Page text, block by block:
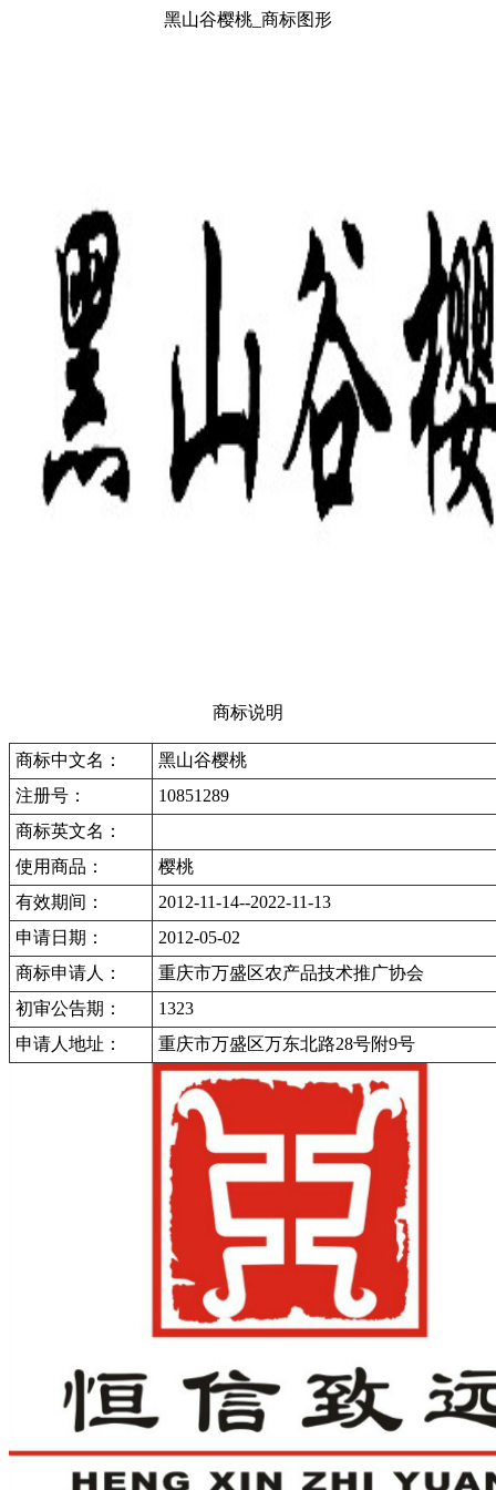
黑山谷樱桃_商标图形
商标说明
商标中文名：
黑山谷樱桃
注册号：
10851289
商标英文名：
使用商品：
樱桃
有效期间：
2012-11-14--2022-11-13
申请日期：
2012-05-02
商标申请人：
重庆市万盛区农产品技术推广协会
初审公告期：
1323
申请人地址：
重庆市万盛区万东北路28号附9号